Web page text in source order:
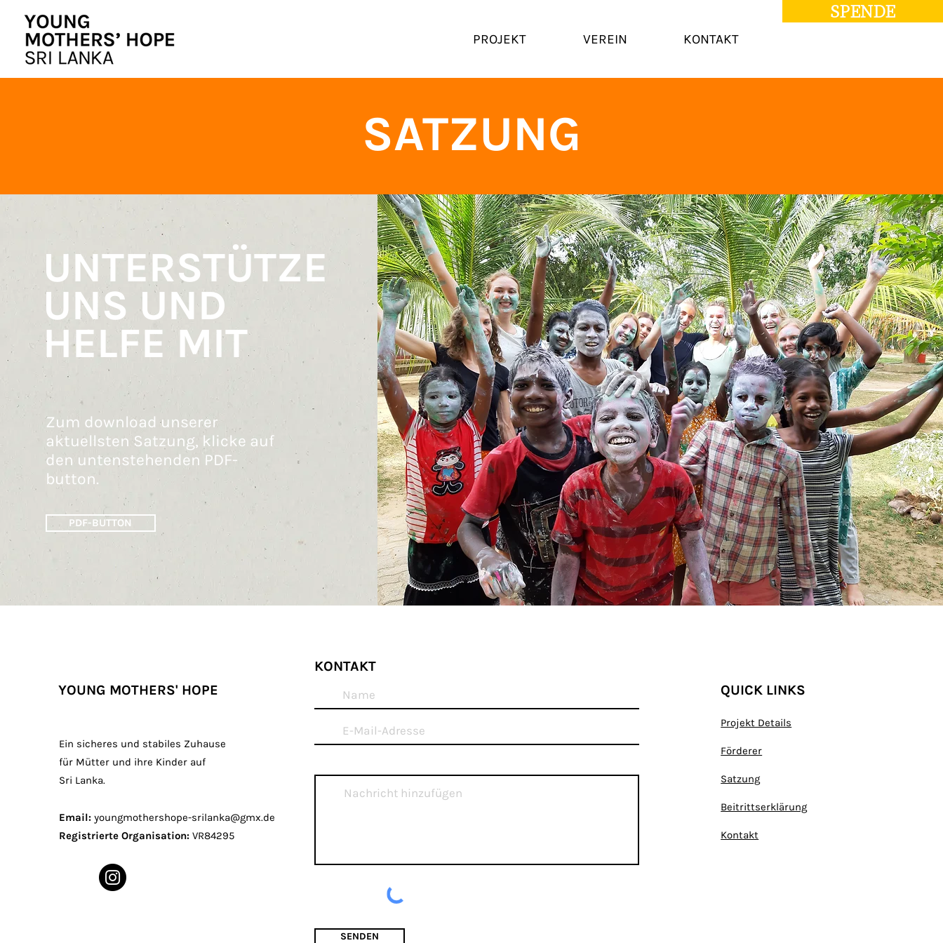
SPENDE
PROJEKT VEREIN KONTAKT
SATZUNG
UNTERSTÜTZE
UNS UND
HELFE MIT
Zum download unserer
aktuellsten Satzung, klicke auf
den untenstehenden PDF-
button.
PDF-BUTTON
YOUNG MOTHERS' HOPE
Ein sicheres und stabiles Zuhause
für Mütter und ihre Kinder auf
Sri Lanka.
Email: youngmothershope-srilanka@gmx.de
Registrierte Organisation: VR84295
QUICK LINKS
Projekt Details
Förderer
Satzung
Beitrittserklärung
Kontakt
KONTAKT
SENDEN